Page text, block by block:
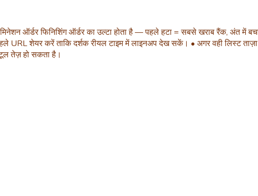
ऑर्डर फिनिशिंग ऑर्डर का उल्टा होता है — पहले हटा = सबसे खराब रैंक, अंत में
शेयर करें ताकि दर्शक रीयल टाइम में लाइनअप देख सकें। • अगर वही लिस्ट ताज़ा
तेज़ हो सकता है।